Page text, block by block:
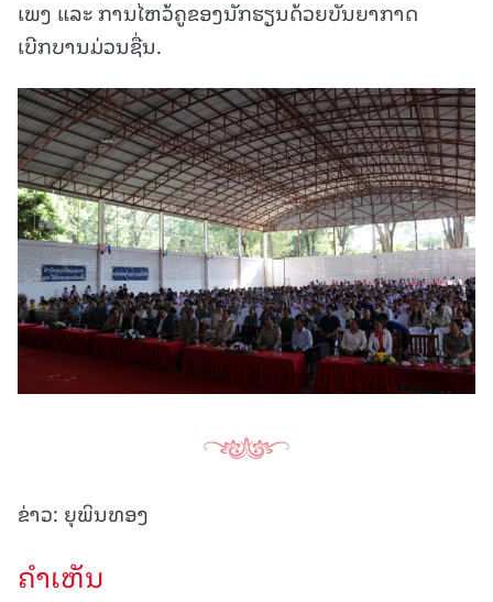
ເພງ ແລະ ການໄຫວ້ຄູຂອງນັກຮຽນດ້ວຍບັນຍາກາດ
ເບີກບານມ່ວນຊື່ນ.
ຂ່າວ: ຍຸພິນທອງ
ຄໍາເຫັນ